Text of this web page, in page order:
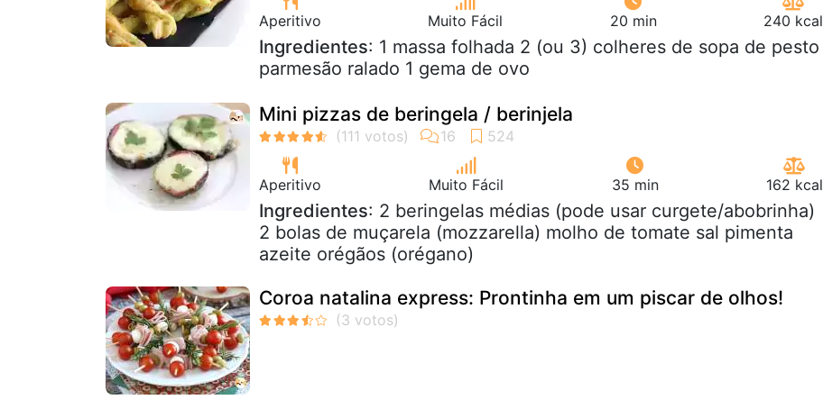
Aperitivo Muito Fácil 20 min 240 kcal
Ingredientes: 1 massa folhada 2 (ou 3) colheres de sopa de pesto
parmesão ralado 1 gema de ovo
Mini pizzas de beringela / berinjela
Aperitivo Muito Fácil 35 min 162 kcal
Ingredientes: 2 beringelas médias (pode usar curgete/abobrinha)
2 bolas de muçarela (mozzarella) molho de tomate sal pimenta
azeite orégãos (orégano)
Coroa natalina express: Prontinha em um piscar de olhos!